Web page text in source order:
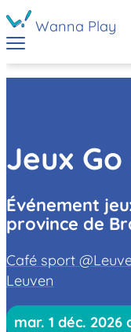
Wanna Play
Jeux
Événement
province de
Café sport
Leuven
mar. 1 déc. 2026